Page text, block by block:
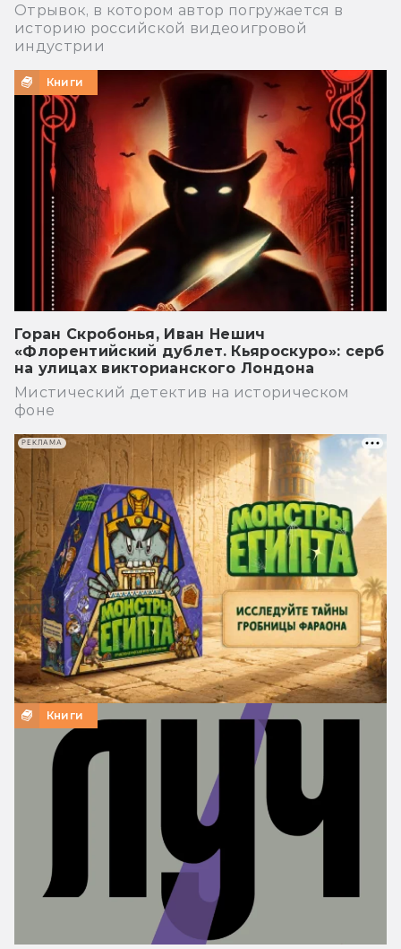
Отрывок, в котором автор погружается в
историю российской видеоигровой
индустрии
Книги
Горан Скробонья, Иван Нешич
«Флорентийский дублет. Кьяроскуро»: серб
на улицах викторианского Лондона
Мистический детектив на историческом
фоне
Книги
РЕКЛАМА